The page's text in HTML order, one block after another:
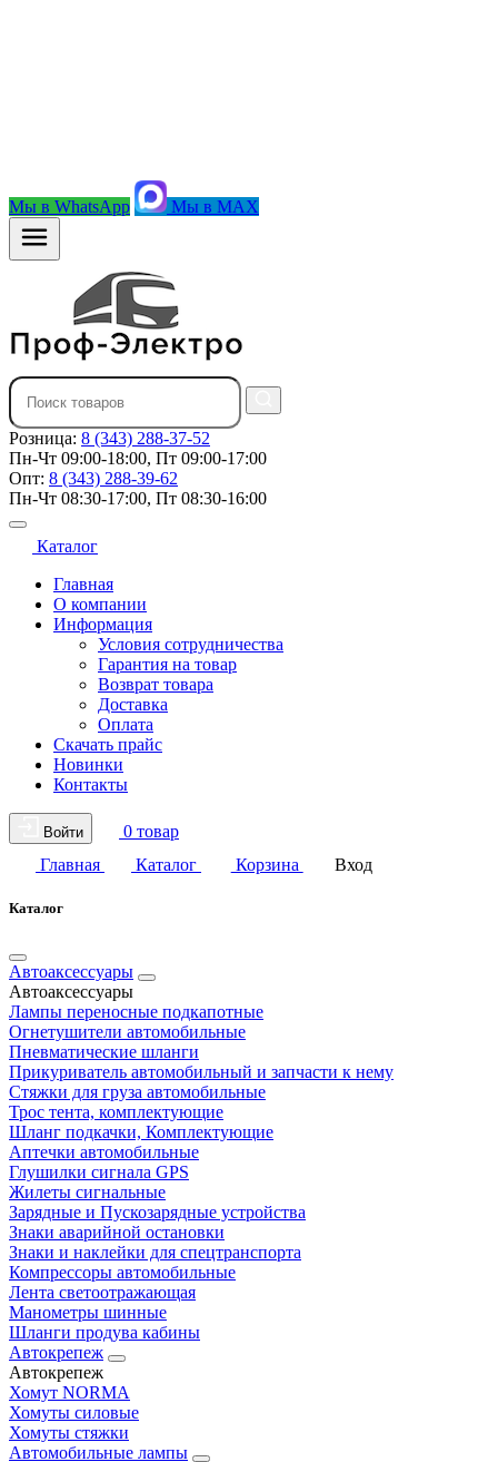
Мы в WhatsApp Мы в MAX
Розница: 8 (343) 288-37-52
Пн-Чт 09:00-18:00, Пт 09:00-17:00
Опт: 8 (343) 288-39-62
Пн-Чт 08:30-17:00, Пт 08:30-16:00
Каталог
Главная
О компании
Информация
Условия сотрудничества
Гарантия на товар
Возврат товара
Доставка
Оплата
Скачать прайс
Новинки
Контакты
Войти
0 товар
Главная
Каталог Корзина Вход
Каталог
Автоаксессуары
Автоаксессуары
Лампы переносные подкапотные
Огнетушители автомобильные
Пневматические шланги
Прикуриватель автомобильный и запчасти к нему
Стяжки для груза автомобильные
Трос тента, комплектующие
Шланг подкачки, Комплектующие
Аптечки автомобильные
Глушилки сигнала GPS
Жилеты сигнальные
Зарядные и Пускозарядные устройства
Знаки аварийной остановки
Знаки и наклейки для спецтранспорта
Компрессоры автомобильные
Лента светоотражающая
Манометры шинные
Шланги продува кабины
Автокрепеж
Автокрепеж
Хомут NORMA
Хомуты силовые
Хомуты стяжки
Автомобильные лампы